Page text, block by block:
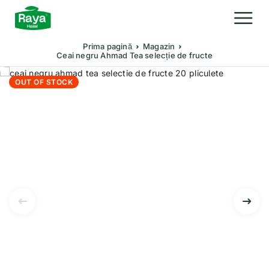
Prima pagină
Magazin
Ceai negru Ahmad Tea selecție de fructe
OUT OF STOCK